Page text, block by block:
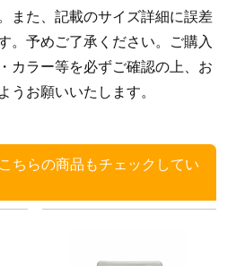
また、記載のサイズ詳細に誤差
。予めご了承ください。ご購入
カラー等を必ずご確認の上、お
うお願いいたします。
ちらの商品もチェックしてい